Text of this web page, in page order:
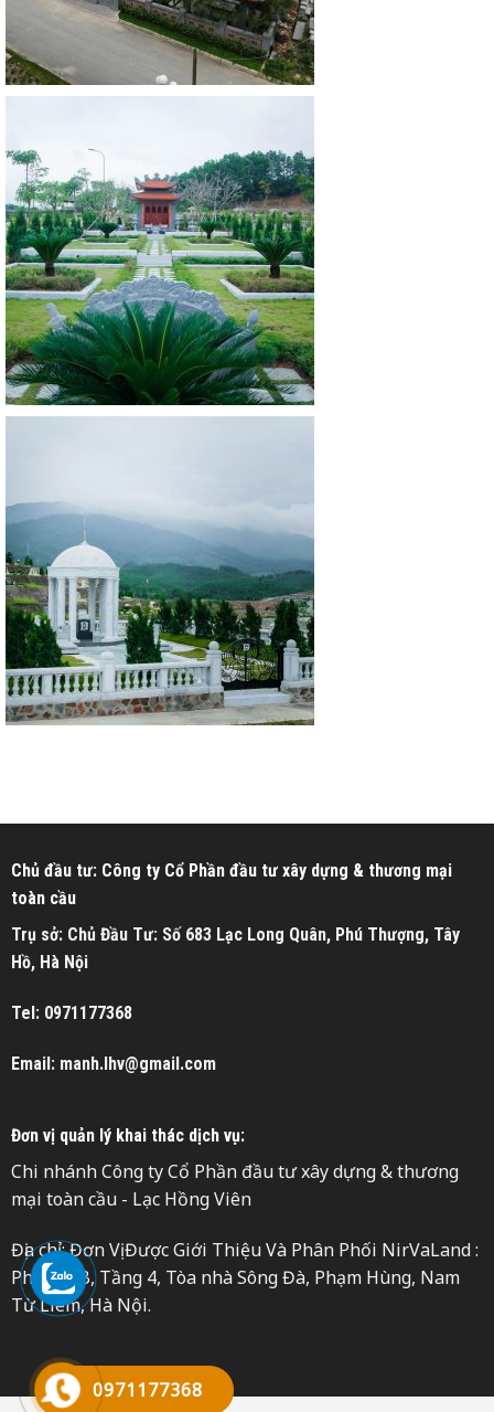
Chủ đầu tư: Công ty Cổ Phần đầu tư xây dựng & thương mại
toàn cầu
Trụ sở: Chủ Đầu Tư: Số 683 Lạc Long Quân, Phú Thượng, Tây
Hồ, Hà Nội
Tel: 0971177368
Email: manh.lhv@gmail.com
Đơn vị quản lý khai thác dịch vụ:
Chi nhánh Công ty Cổ Phần đầu tư xây dựng & thương
mại toàn cầu - Lạc Hồng Viên
Địa chỉ: Đơn Vị Được Giới Thiệu Và Phân Phối NirVaLand :
Phòng 4B, Tầng 4, Tòa nhà Sông Đà, Phạm Hùng, Nam
Từ Liêm, Hà Nội.
0971177368